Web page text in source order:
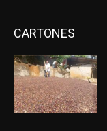
CARTONES